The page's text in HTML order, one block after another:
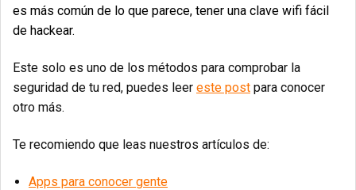
es más común de lo que parece, tener una clave wifi fácil
de hackear.
Este solo es uno de los métodos para comprobar la
seguridad de tu red, puedes leer este post para conocer
otro más.
Te recomiendo que leas nuestros artículos de:
Apps para conocer gente